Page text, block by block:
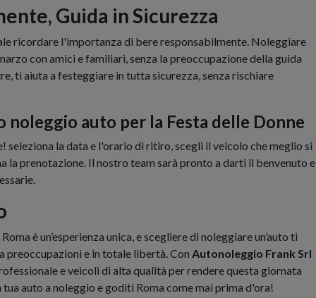
Guida in Sicurezza
ricordare l'importanza di bere responsabilmente. Noleggiare
con amici e familiari, senza la preoccupazione della guida
ti aiuta a festeggiare in tutta sicurezza, senza rischiare
noleggio auto per la Festa delle Donne
seleziona la data e l'orario di ritiro, scegli il veicolo che meglio si
la prenotazione. Il nostro team sarà pronto a darti il benvenuto e
Roma è un’esperienza unica, e scegliere di noleggiare un’auto ti
preoccupazioni e in totale libertà. Con Autonoleggio Frank Srl
e veicoli di alta qualità per rendere questa giornata
auto a noleggio e goditi Roma come mai prima d'ora!